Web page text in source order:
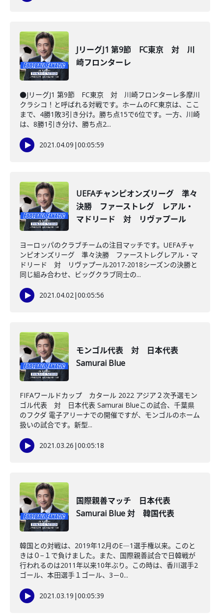
JリーグJ1 第9節 FC東京 対 川
崎フロンターレ
●JリーグJ1 第9節 FC東京 対 川崎フロンターレ多摩川
クラシコ！と呼ばれる対戦です。ホームのFC東京は、ここ
まで、4勝1敗3引き分け。勝ち点15で6位です。一方、川崎
は、8勝1引き分け、勝ち点2...
2021.04.09 |00:05:59
UEFAチャンピオンズリーグ 準々
決勝 ファーストレグ レアル・
マドリード 対 リヴァプール
ヨーロッパのクラブチームの注目マッチです。UEFAチャ
ンピオンズリーグ 準々決勝 ファーストレグレアル・マ
ドリード 対 リヴァプール2017-2018シーズンの決勝と
同じ組み合わせ、ビッグクラブ同士の...
2021.04.02|00:05:56
モンゴル代表 対 日本代表
Samurai Blue
FIFAワールドカップ カタール 2022 アジア２次予選モン
ゴル代表 対 日本代表 Samurai Blueこの試合、千葉県
のフクダ 電子アリーナでの開催ですが、モンゴルのホーム
扱いの試合です。新型...
2021.03.26 |00:05:18
国際親善マッチ 日本代表
Samurai Blue 対 韓国代表
韓国との対戦は、2019年12月のE―1選手権以来。このと
きは０−１で負けました。また、国際親善試合で日韓戦が
行われるのは2011年以来10年ぶり。この時は、香川選手2
ゴール、本田選手１ゴール、3－0...
2021.03.19 |00:05:39